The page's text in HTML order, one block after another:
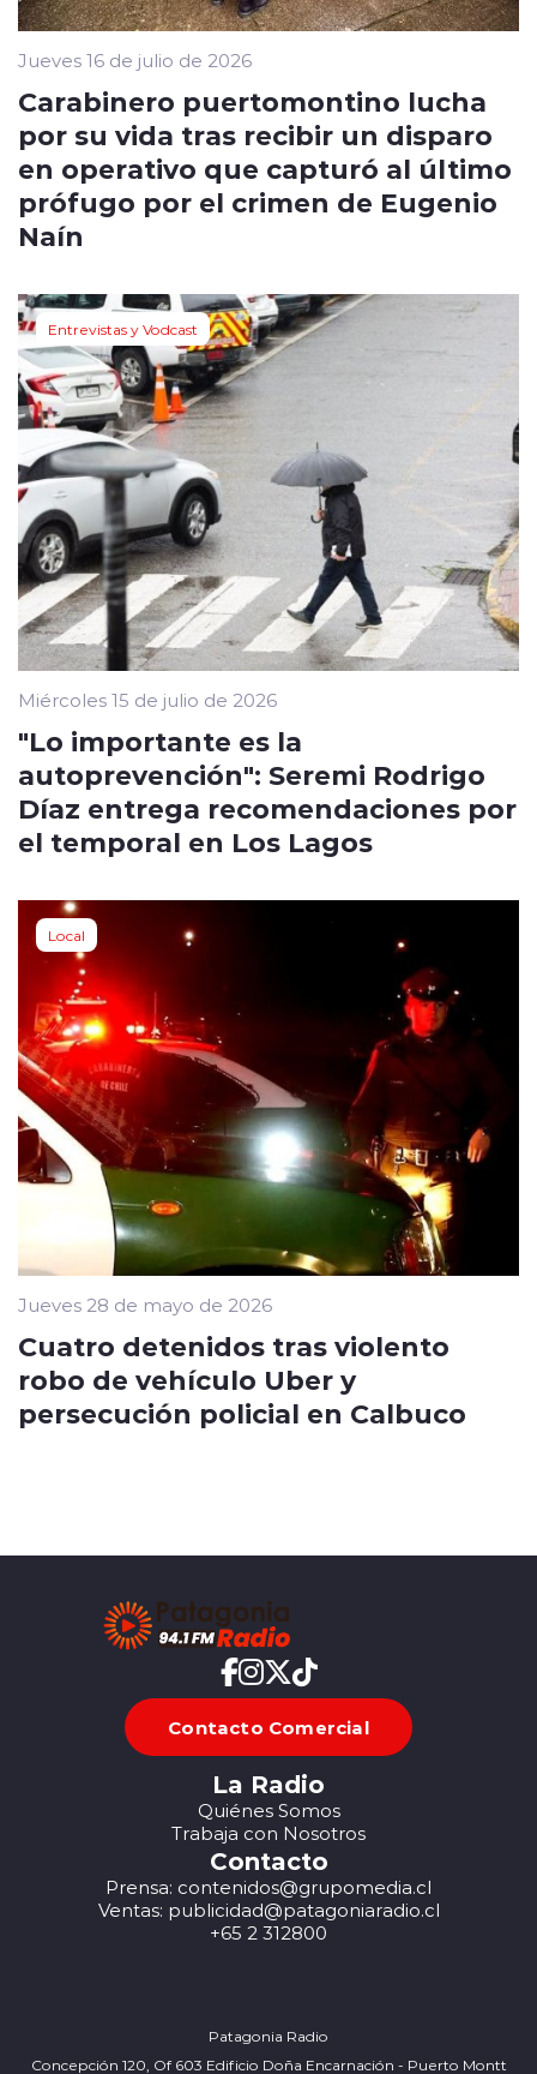
Jueves 16 de julio de 2026
Carabinero puertomontino lucha
por su vida tras recibir un disparo
en operativo que capturó al último
prófugo por el crimen de Eugenio
Naín
Entrevistas y Vodcast
Miércoles 15 de julio de 2026
"Lo importante es la
autoprevención": Seremi Rodrigo
Díaz entrega recomendaciones por
el temporal en Los Lagos
Local
Jueves 28 de mayo de 2026
Cuatro detenidos tras violento
robo de vehículo Uber y
persecución policial en Calbuco
Contacto Comercial
La Radio
Quiénes Somos
Trabaja con Nosotros
Contacto
Prensa: contenidos@grupomedia.cl
Ventas: publicidad@patagoniaradio.cl
+65 2 312800
Patagonia Radio
Concepción 120, Of 603 Edificio Doña Encarnación - Puerto Montt